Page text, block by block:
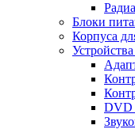
Блоки
Корпуса
DVD